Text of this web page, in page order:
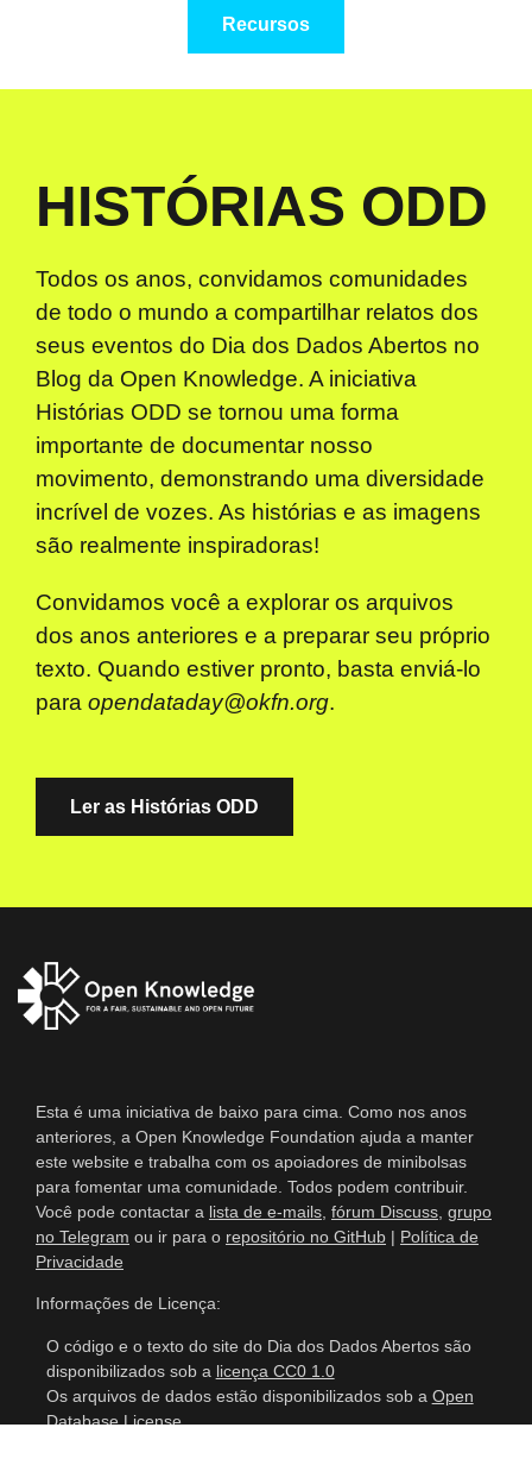
Recursos
HISTÓRIAS ODD
Todos os anos, convidamos comunidades
de todo o mundo a compartilhar relatos dos
seus eventos do Dia dos Dados Abertos no
Blog da Open Knowledge. A iniciativa
Histórias ODD se tornou uma forma
importante de documentar nosso
movimento, demonstrando uma diversidade
incrível de vozes. As histórias e as imagens
são realmente inspiradoras!
Convidamos você a explorar os arquivos
dos anos anteriores e a preparar seu próprio
texto. Quando estiver pronto, basta enviá-lo
para opendataday@okfn.org.
Ler as Histórias ODD
Esta é uma iniciativa de baixo para cima. Como nos anos
anteriores, a Open Knowledge Foundation ajuda a manter
este website e trabalha com os apoiadores de minibolsas
para fomentar uma comunidade. Todos podem contribuir.
Você pode contactar a lista de e-mails fórum Discuss grupo
no Telegram ou ir para o repositório no GitHub | Política de
Privacidade
Informações de Licença:
O código e o texto do site do Dia dos Dados Abertos são
disponibilizados sob a licença CC0 1.0
Os arquivos de dados estão disponibilizados sob a Open
Database License